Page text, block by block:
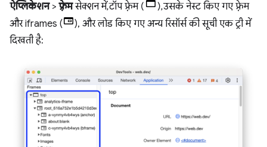
ऐप्लिकेशन>फ़्रेमसेक्शन में, टॉप फ़्रेम (
), उसके नेस्ट किए गए फ़्रेम
और iframes (
), और लोड किए गए अन्य रिसॉर्स की सूची एक ट्री में
दिखती है: